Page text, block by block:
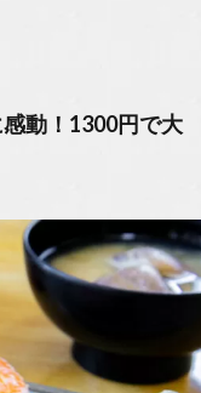
動！1300円で大